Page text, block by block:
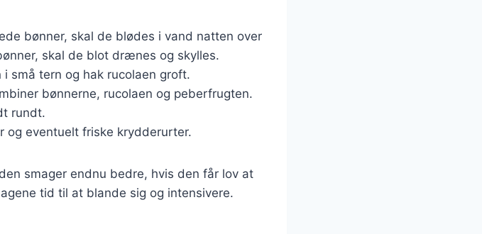
bønner, skal de blødes i vand natten over
skal de blot drænes og skylles.
små tern og hak rucolaen groft.
bønnerne, rucolaen og peberfrugten.
rundt.
og eventuelt friske krydderurter.
smager endnu bedre, hvis den får lov at
tid til at blande sig og intensivere.